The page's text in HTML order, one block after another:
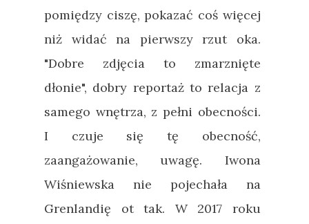
pomiędzy ciszę, pokazać coś więcej
niż widać na pierwszy rzut oka.
"Dobre zdjęcia to zmarznięte
dłonie", dobry reportaż to relacja z
samego wnętrza, z pełni obecności.
I czuje się tę obecność,
zaangażowanie, uwagę. Iwona
Wiśniewska nie pojechała na
Grenlandię ot tak. W 2017 roku